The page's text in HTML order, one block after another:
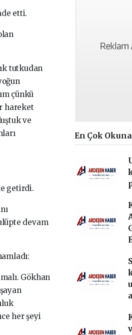
etti.
tutkudan
çünkü
hareket
ve
getirdi.
devam
Gökhan
her şeyi
En Çok